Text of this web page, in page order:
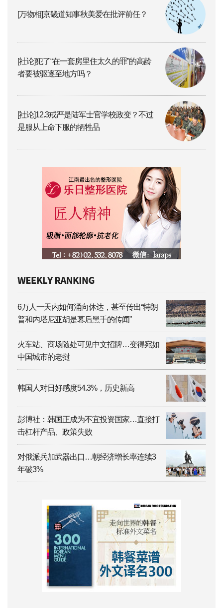
[万物相]京畿道知事秋美爱在批评前任？
[社论]犯了“在一套房里住太久的罪”的高龄
者要被驱逐至地方吗？
[社论]12.3戒严是陆军士官学校政变？不过
是服从上命下服的牺牲品
6万人一天内如何涌向休达，甚至传出“特朗
普和内塔尼亚胡是幕后黑手的传闻”
火车站、商场随处可见中文招牌…变得宛如
中国城市的老挝
韩国人对日好感度54.3%，历史新高
彭博社：韩国正成为不宜投资国家…直接打
击杠杆产品、政策失败
对俄派兵加武器出口…朝经济增长率连续3
年破3%